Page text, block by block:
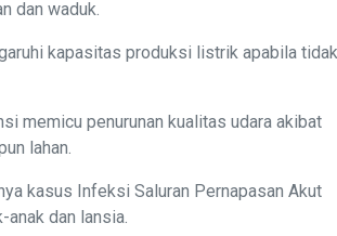
dan waduk.
kapasitas produksi listrik apabila tidak
memicu penurunan kualitas udara akibat
lahan.
kasus Infeksi Saluran Pernapasan Akut
dan lansia.